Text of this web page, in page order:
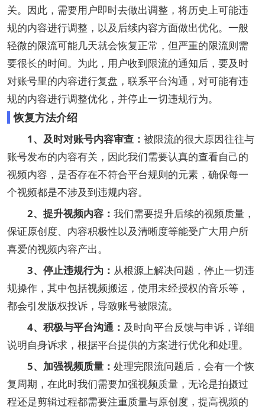
关。因此，需要用户即时去做出调整，将历史上可能违
规的内容进行调整，以及后续内容方面做出优化。一般
轻微的限流可能几天就会恢复正常，但严重的限流则需
要很长的时间。为此，用户收到限流的通知后，要及时
对账号里的内容进行复盘，联系平台沟通，对可能有违
规的内容进行调整优化，并停止一切违规行为。
恢复方法介绍
1、及时对账号内容审查： 被限流的很大原因往往与
账号发布的内容有关，因此我们需要认真的查看自己的
视频内容，是否存在不符合平台规则的元素，确保每一
个视频都是不涉及到违规内容。
2、提升视频内容： 我们需要提升后续的视频质量，
保证原创度、内容积极性以及清晰度等能受广大用户所
喜爱的视频内容产出。
3、停止违规行为： 从根源上解决问题，停止一切违
规操作，其中包括视频搬运，使用未经授权的音乐等，
都会引发版权投诉，导致账号被限流。
4、积极与平台沟通： 及时向平台反馈与申诉，详细
说明自身诉求，根据平台提供的方案进行优化和处理。
5、加强视频质量： 处理完限流问题后，会有一个恢
复周期，在此时我们需要加强视频质量，无论是拍摄过
程还是剪辑过程都需要注重质量与原创度，提高视频的